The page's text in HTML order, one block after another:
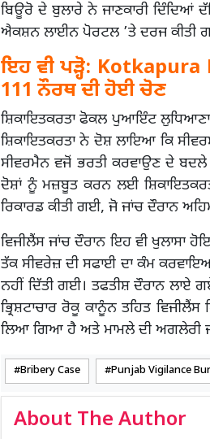
ਬਿਊਰੋ ਦੇ ਬੁਲਾਰੇ ਨੇ ਜਾਣਕਾਰੀ ਦਿੰਦਿਆਂ
ਐਕਸ਼ਨ ਲਾਈਨ ਪੋਰਟਲ ’ਤੇ ਦਰਜ ਕੀਤੀ
ਇਹ ਵੀ ਪੜ੍ਹੋ: Kotkapura
111 ਨੌਰਥ ਦੀ ਹੋਈ ਚੋਣ
ਸ਼ਿਕਾਇਤਕਰਤਾ ਫੋਕਲ ਪੁਆਇੰਟ ਲੁਧਿਆਣਾ
ਸ਼ਿਕਾਇਤਕਰਤਾ ਨੇ ਦੋਸ਼ ਲਾਇਆ ਕਿ
ਸੀਵਰਮੈਨ ਵਜੋਂ ਭਰਤੀ ਕਰਵਾਉਣ ਦੇ ਬਦਲੇ
ਦੋਸ਼ਾਂ ਨੂੰ ਮਜ਼ਬੂਤ ਕਰਨ ਲਈ
ਰਿਕਾਰਡ ਕੀਤੀ ਗਈ, ਜੋ ਜਾਂਚ ਦੌਰਾਨ
ਵਿਜੀਲੈਂਸ ਜਾਂਚ ਦੌਰਾਨ ਇਹ ਵੀ ਖੁਲਾਸਾ
ਤੱਕ ਸੀਵਰੇਜ਼ ਦੀ ਸਫਾਈ ਦਾ ਕੰਮ
ਨਹੀਂ ਦਿੱਤੀ ਗਈ। ਤਫਤੀਸ਼ ਦੌਰਾਨ ਲਾਏ
ਭ੍ਰਿਸ਼ਟਾਚਾਰ ਰੋਕੂ ਕਾਨੂੰਨ ਤਹਿਤ
ਲਿਆ ਗਿਆ ਹੈ ਅਤੇ ਮਾਮਲੇ ਦੀ ਅਗਲੇਰੀ
Bribery Case Punjab Vigilance
About The Author